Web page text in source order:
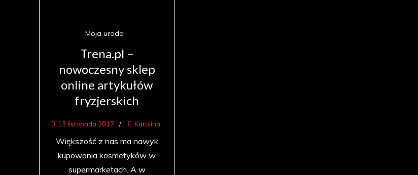
Moja uroda
Trena.pl –
nowoczesny sklep
online artykułów
fryzjerskich
13 listopada 2017 Karolina
Większość z nas ma nawyk
kupowania kosmetyków w
supermarketach. A w